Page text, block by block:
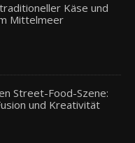
Käse und
Mittelmeer
Street-Food-Szene:
und Kreativität